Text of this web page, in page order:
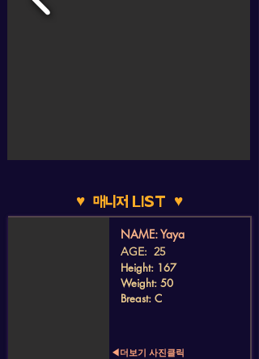
♥ 매니저 LIST ♥
​NAME: Yaya
AGE: 25
Height: 167
Weight: 50
Breast: C
◀더보기 사진클릭